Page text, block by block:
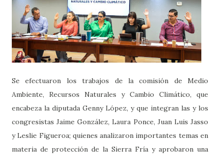
Se efectuaron los trabajos de la comisión de Medio
Ambiente, Recursos Naturales y Cambio Climático, que
encabeza la diputada Genny López, y que integran las y los
congresistas Jaime González, Laura Ponce, Juan Luis Jasso
y Leslie Figueroa; quienes analizaron importantes temas en
materia de protección de la Sierra Fría y aprobaron una